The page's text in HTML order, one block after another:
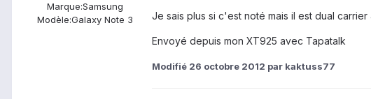
Marque:Samsung
Modèle:Galaxy Note 3 Je sais plus si c'est noté mais il est dual
Envoyé depuis mon XT925 avec Tapatalk
Modifié 26 octobre 2012 par kaktuss77